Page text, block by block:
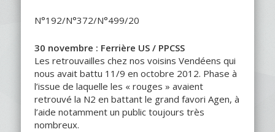
N°192/N°372/N°499/20
30 novembre : Ferrière US / PPCSS
Les retrouvailles chez nos voisins Vendéens qui
nous avait battu 11/9 en octobre 2012. Phase à
l’issue de laquelle les « rouges » avaient
retrouvé la N2 en battant le grand favori Agen, à
l’aide notamment un public toujours très
nombreux.